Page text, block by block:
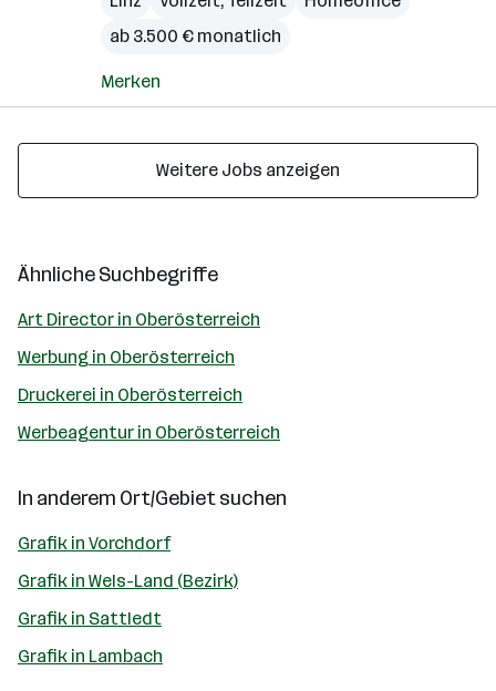
ab 3.500 € monatlich
Merken
Weitere Jobs anzeigen
Ähnliche Suchbegriffe
Art Director in Oberösterreich
Werbung in Oberösterreich
Druckerei in Oberösterreich
Werbeagentur in Oberösterreich
In anderem Ort/Gebiet suchen
Grafik in Vorchdorf
Grafik in Wels-Land (Bezirk)
Grafik in Sattledt
Grafik in Lambach